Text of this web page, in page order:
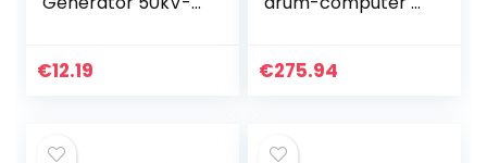
Module, Boost Step
€12.19 €275.94